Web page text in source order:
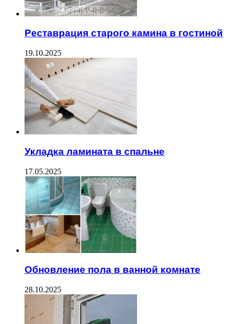
Реставрация старого камина в гостиной
19.10.2025
Укладка ламината в спальне
17.05.2025
Обновление пола в ванной комнате
28.10.2025